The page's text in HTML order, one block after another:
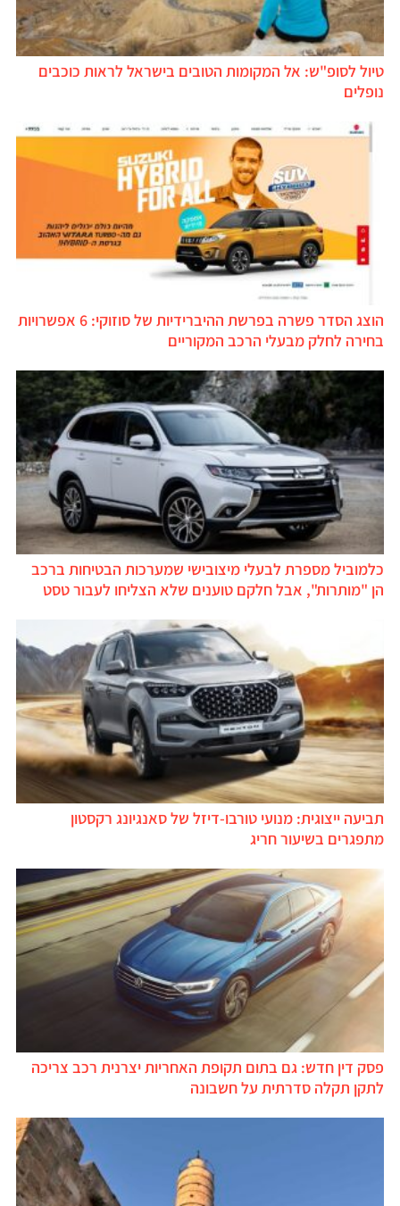
טיול לסופ"ש: אל המקומות הטובים בישראל לראות כוכבים
נופלים
הוצג הסדר פשרה בפרשת ההיברידיות של סוזוקי: 6 אפשרויות
בחירה לחלק מבעלי הרכב המקוריים
כלמוביל מספרת לבעלי מיצובישי שמערכות הבטיחות ברכב
הן "מותרות", אבל חלקם טוענים שלא הצליחו לעבור טסט
תביעה ייצוגית: מנועי טורבו-דיזל של סאנגיונג רקסטון
מתפגרים בשיעור חריג
פסק דין חדש: גם בתום תקופת האחריות יצרנית רכב צריכה
לתקן תקלה סדרתית על חשבונה